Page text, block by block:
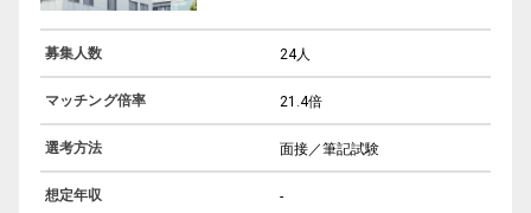
募集人数 24人
マッチング倍率 21.4倍
選考方法 面接／筆記試験
想定年収 -